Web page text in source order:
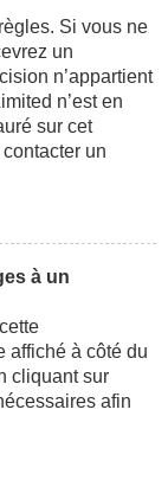
Si vous ne
un
n’appartient
n’est en
sur cet
un
à un
affiché à côté du
cliquant sur
afin